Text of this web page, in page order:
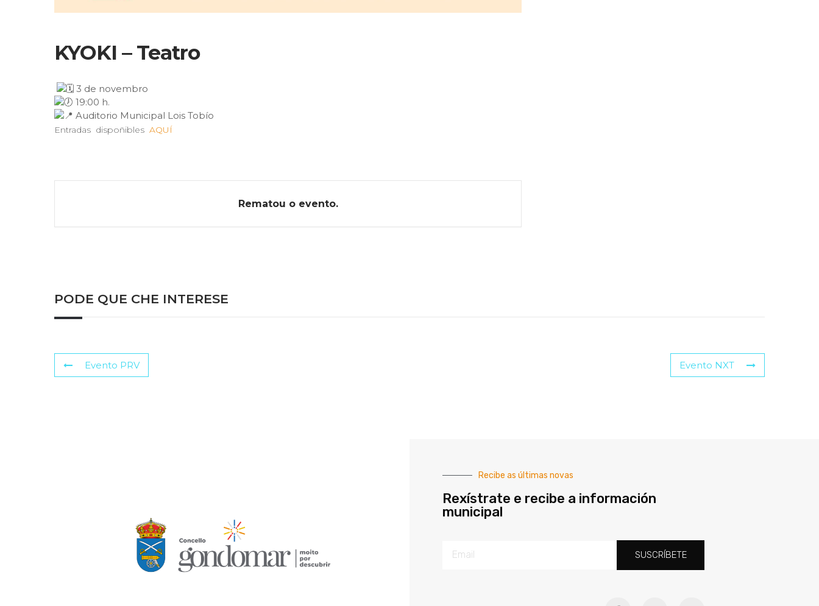
KYOKI – Teatro
3 de novembro
19:00 h.
Auditorio Municipal Lois Tobío
Entradas dispoñibles AQUÍ
Rematou o evento.
PODE QUE CHE INTERESE
Evento PRV Evento NXT
Recibe as últimas novas
Rexístrate e recibe a información
municipal
SUSCRÍBETE